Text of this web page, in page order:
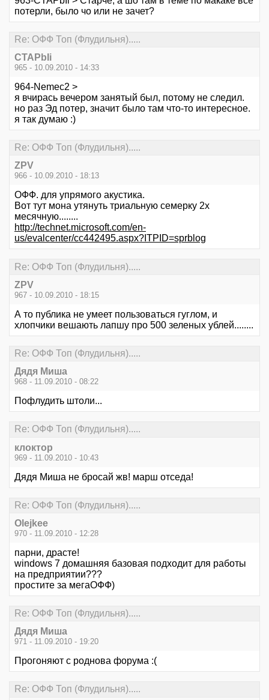
потерли, было чо или не зачет?
Re: ОФФ Топ (Флудильня).....
CTAPbIi
965 - 10.09.2010 - 14:33
964-Nemec2 >
я вчирась вечером занятый был, потому не следил.
но раз Эд потер, значит было там что-то интересное.
я так думаю :)
Re: ОФФ Топ (Флудильня).....
ZPV
966 - 10.09.2010 - 18:13
ОФФ. для упрямого акустика.
Вот тут мона утянуть триальную семерку 2х
месячную........
http://technet.microsoft.com/en-
us/evalcenter/cc442495.aspx?ITPID=sprblog
Re: ОФФ Топ (Флудильня).....
ZPV
967 - 10.09.2010 - 18:15
А то публика не умеет пользоваться гуглом, и
хлопчики вешають лапшу про 500 зеленых ублей........
Re: ОФФ Топ (Флудильня).....
Дядя Миша
968 - 11.09.2010 - 08:22
Пофлудить штоли...
Re: ОФФ Топ (Флудильня).....
клоктор
969 - 11.09.2010 - 10:43
Дядя Миша не бросай жв! марш отседа!
Re: ОФФ Топ (Флудильня).....
Olejkee
970 - 11.09.2010 - 12:28
парни, драсте!
windows 7 домашняя базовая подходит для работы
на предприятии???
простите за мегаОФФ)
Re: ОФФ Топ (Флудильня).....
Дядя Миша
971 - 11.09.2010 - 19:20
Прогоняют с роднова форума :(
Re: ОФФ Топ (Флудильня).....